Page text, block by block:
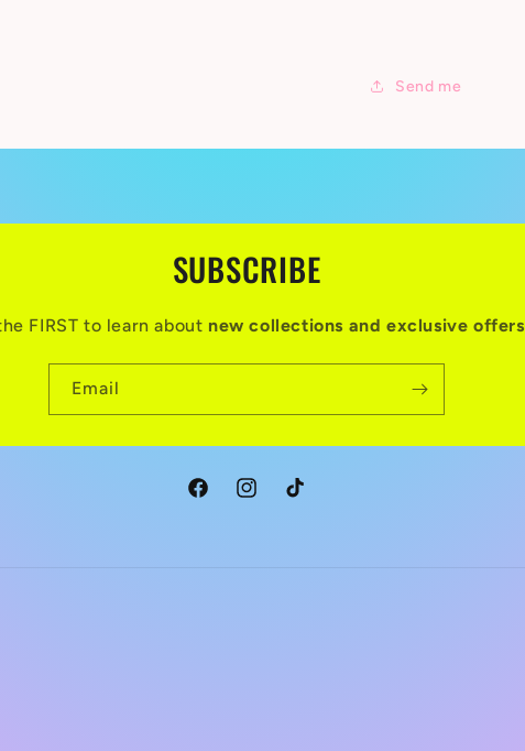
Send me
SUBSCRIBE
FIRST to learn about new collections and exclusive offers
Email
FacebookInstagramTikTok